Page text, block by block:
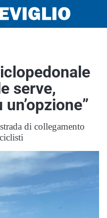
serve,
di collegamento